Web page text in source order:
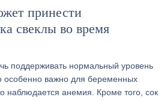
принести
свеклы во время
поддерживать нормальный уровень
особенно важно для беременных
наблюдается анемия. Кроме того, сок